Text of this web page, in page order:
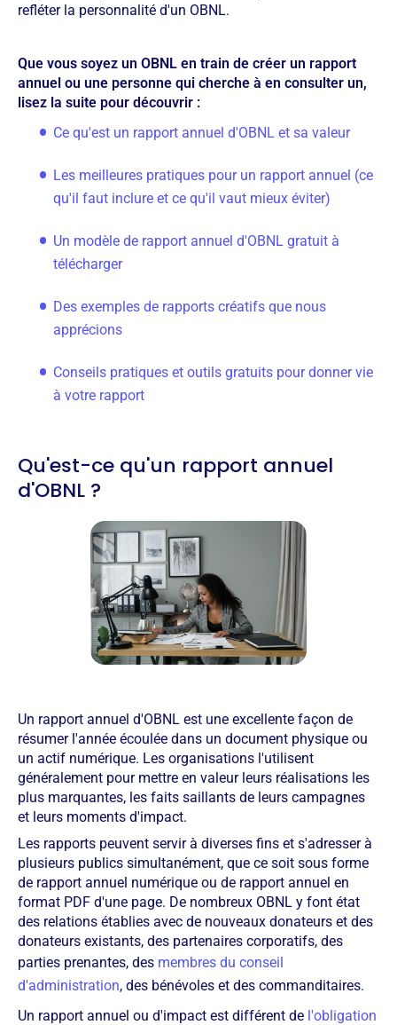
refléter la personnalité d'un OBNL.
Que vous soyez un OBNL en train de créer un rapport
annuel ou une personne qui cherche à en consulter un,
lisez la suite pour découvrir :
Ce qu'est un rapport annuel d'OBNL et sa valeur
Les meilleures pratiques pour un rapport annuel (ce
qu'il faut inclure et ce qu'il vaut mieux éviter)
Un modèle de rapport annuel d'OBNL gratuit à
télécharger
Des exemples de rapports créatifs que nous
apprécions
Conseils pratiques et outils gratuits pour donner vie
à votre rapport
Qu'est-ce qu'un rapport annuel
d'OBNL ?
Un rapport annuel d'OBNL est une excellente façon de
résumer l'année écoulée dans un document physique ou
un actif numérique. Les organisations l'utilisent
généralement pour mettre en valeur leurs réalisations les
plus marquantes, les faits saillants de leurs campagnes
et leurs moments d'impact.
Les rapports peuvent servir à diverses fins et s'adresser à
plusieurs publics simultanément, que ce soit sous forme
de rapport annuel numérique ou de rapport annuel en
format PDF d'une page. De nombreux OBNL y font état
des relations établies avec de nouveaux donateurs et des
donateurs existants, des partenaires corporatifs, des
parties prenantes, des membres du conseil
d'administration, des bénévoles et des commanditaires.
Un rapport annuel ou d'impact est différent de l'obligation